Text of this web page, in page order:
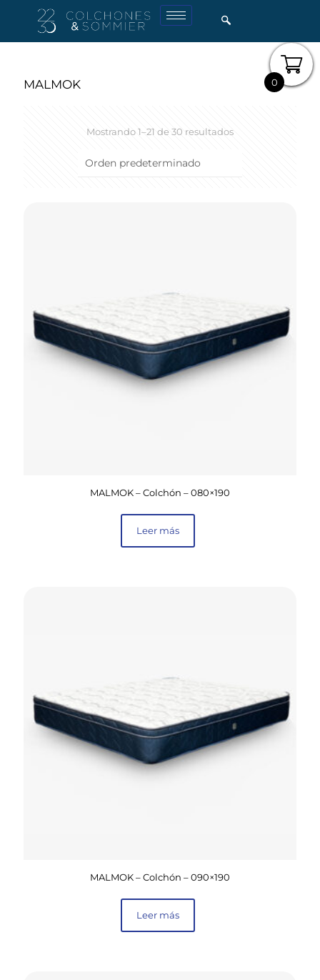
MALMOK
Mostrando 1–21 de 30 resultados
MALMOK – Colchón – 080×190
Leer más
MALMOK – Colchón – 090×190
Leer más
0